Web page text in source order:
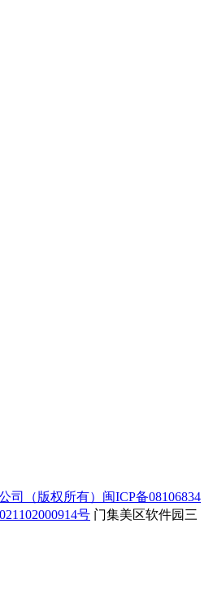
司（版权所有） 闽ICP备08106834
号 门集美区软件园三